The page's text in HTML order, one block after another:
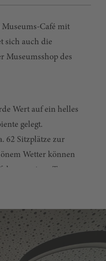
Café mit
sich auch die
Museumsshop des
Wert auf ein helles
gelegt.
62 Sitzplätze zur
Wetter können
der sonnigen Terrasse
und Kuchen oder
gibt es
des Egerland-